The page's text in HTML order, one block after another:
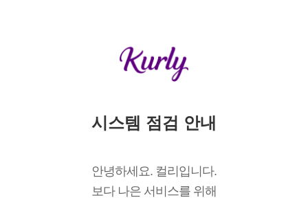
시스템 점검 안내
안녕하세요. 컬리입니다.
보다 나은 서비스를 위해